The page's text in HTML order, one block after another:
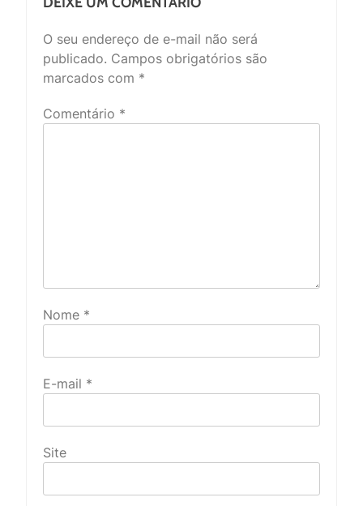
O seu endereço de e-mail não será
publicado. Campos obrigatórios são
marcados com *
Comentário *
Nome *
E-mail *
Site